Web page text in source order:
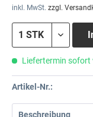
inkl. MwSt. zzgl.
Liefertermin sofort
Artikel-Nr.:
Beschreibung